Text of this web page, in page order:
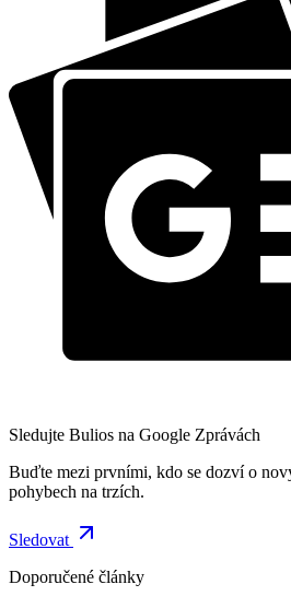
Sledujte Bulios na Google Zprávách
Buďte mezi prvními, kdo se dozví o
pohybech na trzích.
Sledovat
Doporučené články